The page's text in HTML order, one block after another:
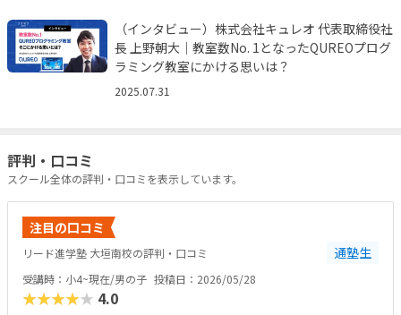
（インタビュー）株式会社キュレオ 代表取締役社
長 上野朝大｜教室数No. 1となったQUREOプログ
ラミング教室にかける思いは？
2025.07.31
評判・口コミ
スクール全体の評判・口コミを表示しています。
注目の口コミ
リード進学塾 大垣南校の評判・口コミ 通塾生
受講時：小4~現在/男の子 投稿日：2026/05/28
★★★★★ 4.0